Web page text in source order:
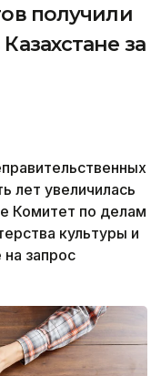
получили
за
лет увеличилась
Комитет по делам
культуры и
запрос